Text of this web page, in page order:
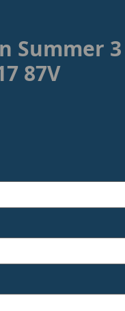
Summer 3
87V